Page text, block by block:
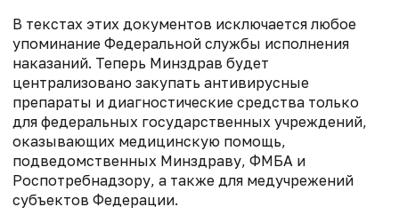
В текстах этих документов исключается любое
упоминание Федеральной службы исполнения
наказаний. Теперь Минздрав будет
централизовано закупать антивирусные
препараты и диагностические средства только
для федеральных государственных учреждений,
оказывающих медицинскую помощь,
подведомственных Минздраву, ФМБА и
Роспотребнадзору, а также для медучрежений
субъектов Федерации.